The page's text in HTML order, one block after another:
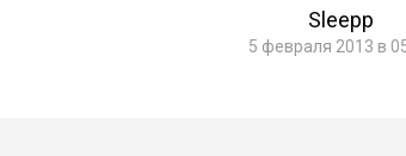
Sleepp
5 февраля 2013 в